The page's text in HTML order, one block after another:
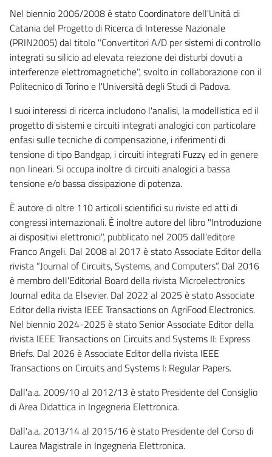
Nel biennio 2006/2008 è stato Coordinatore dell'Unità di
Catania del Progetto di Ricerca di Interesse Nazionale
(PRIN2005) dal titolo "Convertitori A/D per sistemi di controllo
integrati su silicio ad elevata reiezione dei disturbi dovuti a
interferenze elettromagnetiche", svolto in collaborazione con il
Politecnico di Torino e l'Università degli Studi di Padova.
I suoi interessi di ricerca includono l'analisi, la modellistica ed il
progetto di sistemi e circuiti integrati analogici con particolare
enfasi sulle tecniche di compensazione, i riferimenti di
tensione di tipo Bandgap, i circuiti integrati Fuzzy ed in genere
non lineari. Si occupa inoltre di circuiti analogici a bassa
tensione e/o bassa dissipazione di potenza.
È autore di oltre 110 articoli scientifici su riviste ed atti di
congressi internazionali. È inoltre autore del libro "Introduzione
ai dispositivi elettronici", pubblicato nel 2005 dall'editore
Franco Angeli. Dal 2008 al 2017 è stato Associate Editor della
rivista “Journal of Circuits, Systems, and Computers”. Dal 2016
è membro dell'Editorial Board della rivista Microelectronics
Journal edita da Elsevier. Dal 2022 al 2025 è stato Associate
Editor della rivista IEEE Transactions on AgriFood Electronics.
Nel biennio 2024-2025 è stato Senior Associate Editor della
rivista IEEE Transactions on Circuits and Systems II: Express
Briefs. Dal 2026 è Associate Editor della rivista IEEE
Transactions on Circuits and Systems I: Regular Papers.
Dall'a.a. 2009/10 al 2012/13 è stato Presidente del Consiglio
di Area Didattica in Ingegneria Elettronica.
Dall'a.a. 2013/14 al 2015/16 è stato Presidente del Corso di
Laurea Magistrale in Ingegneria Elettronica.